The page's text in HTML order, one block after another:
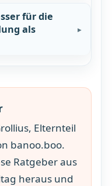
für die
als
Elternteil
banoo.boo.
Ratgeber aus
heraus und